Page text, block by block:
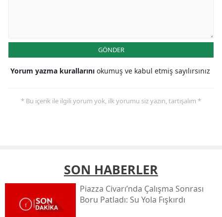
GÖNDER
Yorum yazma kurallarını okumuş ve kabul etmiş sayılırsınız
* Bu içerik ile ilgili yorum yok, ilk yorumu siz yazın, tartışalım *
SON HABERLER
Piazza Civarı’nda Çalışma Sonrası
Boru Patladı: Su Yola Fışkırdı